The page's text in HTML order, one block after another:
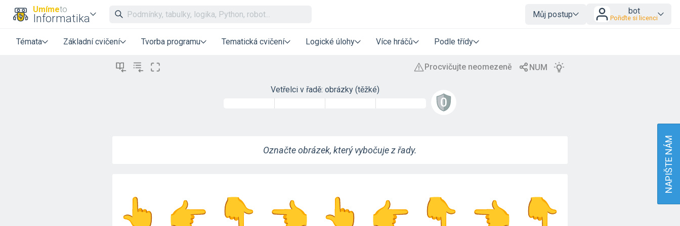
Umímeto
Informatika Můj postup bot
Pořiďte si licenci
Témata Základní cvičení Tvorba programu Tematická cvičení Logické úlohy Více hráčů Podle třídy
Vetřelci v řadě: obrázky (těžké)
Označte obrázek, který vybočuje z řady. NAPIŠTE NÁM